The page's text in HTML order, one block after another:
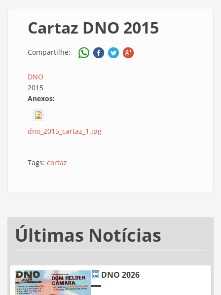
Cartaz DNO 2015
Compartilhe:
DNO
2015
Anexos:
dno_2015_cartaz_1.jpg
Tags: cartaz
Últimas Notícias
DNO 2026